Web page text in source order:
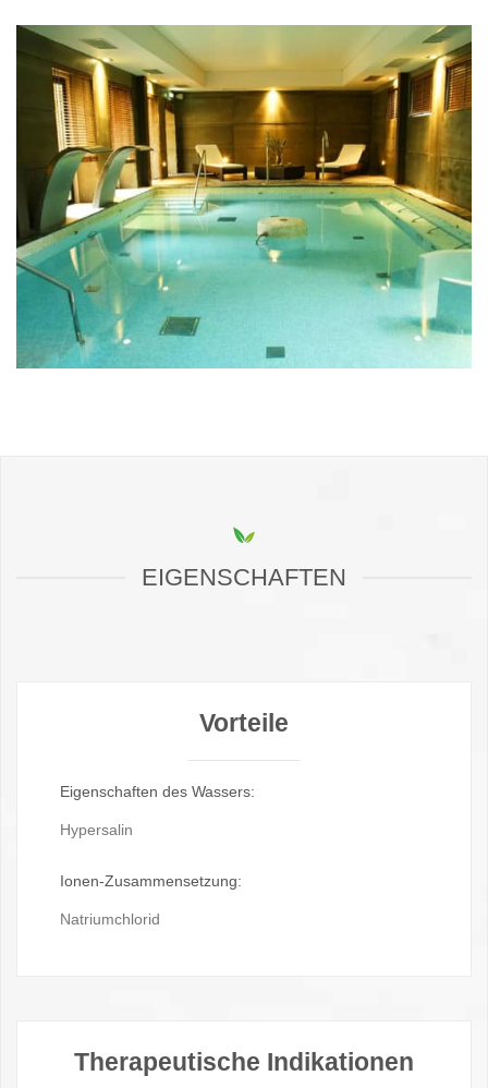
EIGENSCHAFTEN
Vorteile
Eigenschaften des Wassers:
Hypersalin
Ionen-Zusammensetzung:
Natriumchlorid
Therapeutische Indikationen